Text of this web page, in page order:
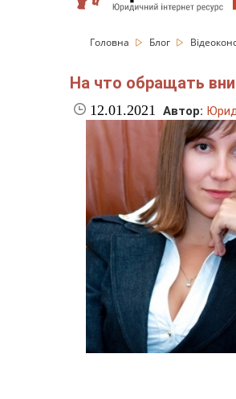
Головна Блог
На что обращать
12.01.2021 Автор: